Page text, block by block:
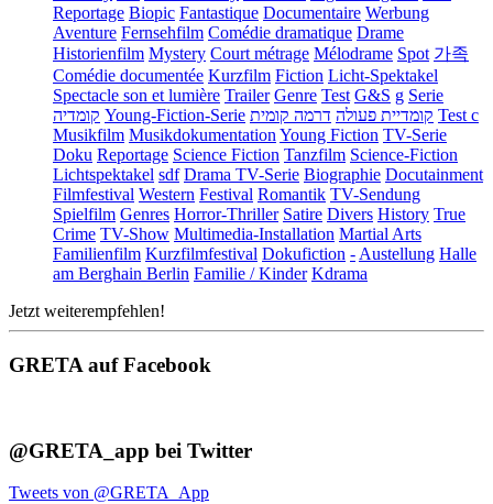
Reportage Biopic Fantastique Documentaire Werbung
Aventure Fernsehfilm Comédie dramatique Drame
Historienfilm Mystery Court métrage Mélodrame Spot 가족
Comédie documentée Kurzfilm Fiction Licht-Spektakel
Spectacle son et lumière Trailer Genre Test G&S g Serie
קומדיה Young-Fiction-Serie קומדיית פעולה דרמה קומית
Test c
Musikfilm MusikdokumentationYoung Fiction TV-Serie
Doku Reportage Science Fiction Tanzfilm Science-Fiction
Lichtspektakel sdf Drama TV-Serie Biographie Docutainment
Filmfestival Western Festival Romantik TV-Sendung
Spielfilm Genres Horror-Thriller Satire Divers History True
Crime TV-Show Multimedia-Installation Martial Arts
Familienfilm Kurzfilmfestival Dokufiction -Austellung Halle
am Berghain Berlin Familie / Kinder Kdrama
Jetzt weiterempfehlen!
GRETA auf Facebook
@GRETA_app bei Twitter
Tweets von @GRETA_App